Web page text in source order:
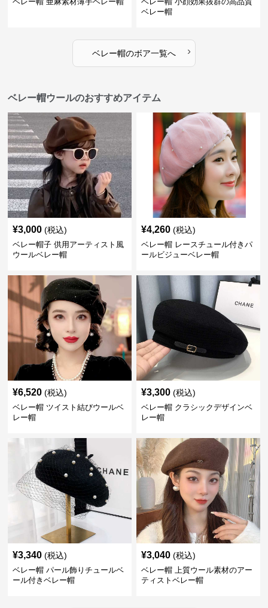
ベレー帽
ベレー帽のボア一覧へ ›
ベレー帽ウールのおすすめアイテム
¥3,000 (税込)
ベレー帽子 供用アーティスト風
ウールベレー帽
¥4,260 (税込)
ベレー帽 レースチュール付きパ
ールビジューベレー帽
¥6,520 (税込)
ベレー帽 ツイスト結びウールベ
レー帽
¥3,300 (税込)
ベレー帽 クラシックデザインベ
レー帽
¥3,340 (税込)
ベレー帽 パール飾りチュールベ
ール付きベレー帽
¥3,040 (税込)
ベレー帽 上質ウール素材のアー
ティストベレー帽